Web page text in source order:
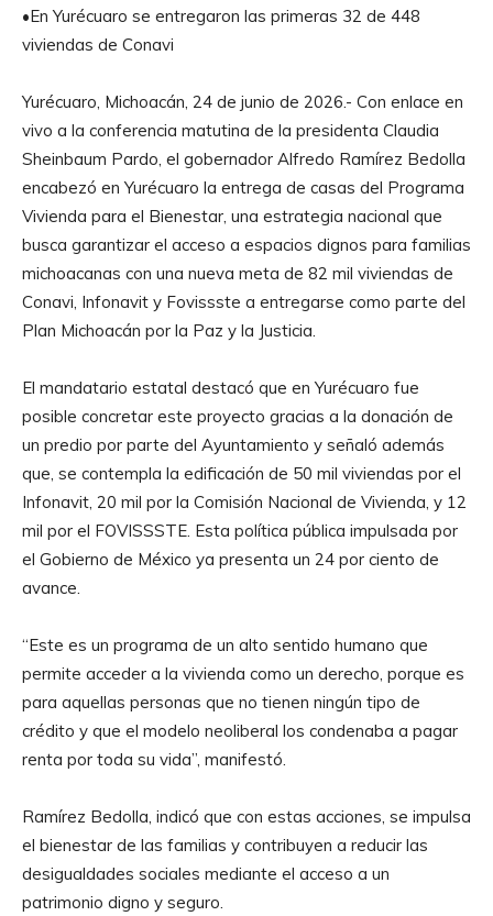
•En Yurécuaro se entregaron las primeras 32 de 448
viviendas de Conavi
Yurécuaro, Michoacán, 24 de junio de 2026.- Con enlace en
vivo a la conferencia matutina de la presidenta Claudia
Sheinbaum Pardo, el gobernador Alfredo Ramírez Bedolla
encabezó en Yurécuaro la entrega de casas del Programa
Vivienda para el Bienestar, una estrategia nacional que
busca garantizar el acceso a espacios dignos para familias
michoacanas con una nueva meta de 82 mil viviendas de
Conavi, Infonavit y Fovissste a entregarse como parte del
Plan Michoacán por la Paz y la Justicia.
El mandatario estatal destacó que en Yurécuaro fue
posible concretar este proyecto gracias a la donación de
un predio por parte del Ayuntamiento y señaló además
que, se contempla la edificación de 50 mil viviendas por el
Infonavit, 20 mil por la Comisión Nacional de Vivienda, y 12
mil por el FOVISSSTE. Esta política pública impulsada por
el Gobierno de México ya presenta un 24 por ciento de
avance.
“Este es un programa de un alto sentido humano que
permite acceder a la vivienda como un derecho, porque es
para aquellas personas que no tienen ningún tipo de
crédito y que el modelo neoliberal los condenaba a pagar
renta por toda su vida”, manifestó.
Ramírez Bedolla, indicó que con estas acciones, se impulsa
el bienestar de las familias y contribuyen a reducir las
desigualdades sociales mediante el acceso a un
patrimonio digno y seguro.